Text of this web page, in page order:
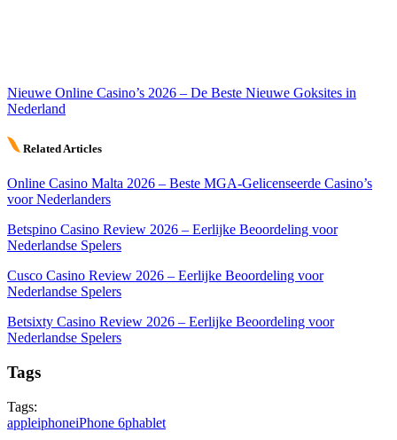
Nieuwe Online Casino’s 2026 – De Beste Nieuwe Goksites in
Nederland
Related Articles
Online Casino Malta 2026 – Beste MGA-Gelicenseerde Casino’s
voor Nederlanders
Betspino Casino Review 2026 – Eerlijke Beoordeling voor
Nederlandse Spelers
Cusco Casino Review 2026 – Eerlijke Beoordeling voor
Nederlandse Spelers
Betsixty Casino Review 2026 – Eerlijke Beoordeling voor
Nederlandse Spelers
Tags
Tags:
appleiphoneiPhone 6phablet